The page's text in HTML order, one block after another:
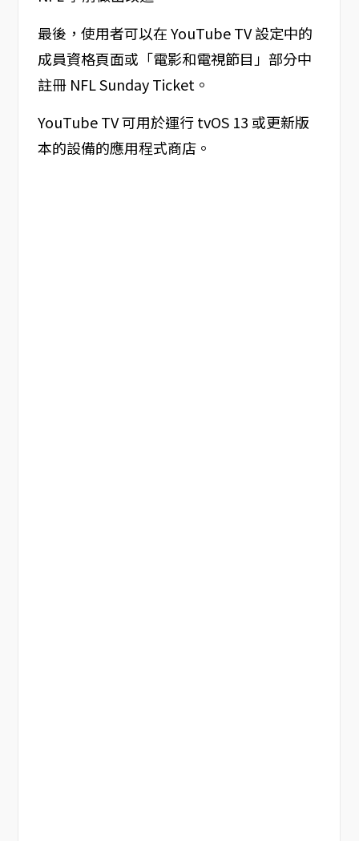
最後，使用者可以在 YouTube TV 設定中的
成員資格頁面或「電影和電視節目」部分中
註冊 NFL Sunday Ticket。
YouTube TV 可用於運行 tvOS 13 或更新版
本的設備的應用程式商店。